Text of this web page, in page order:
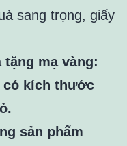
sang trọng, giấy
mạ vàng:
có kích thước
sản phẩm